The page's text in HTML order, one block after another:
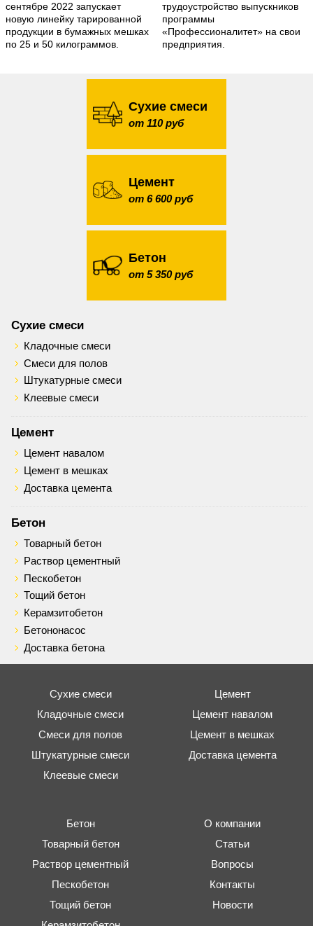
сентябре 2022 запускает
новую линейку тарированной
продукции в бумажных мешках
по 25 и 50 килограммов.
трудоустройство выпускников
программы
«Профессионалитет» на свои
предприятия.
Сухие смеси
от 110 руб
Цемент
от 6 600 руб
Бетон
от 5 350 руб
Сухие смеси
Кладочные смеси
Смеси для полов
Штукатурные смеси
Клеевые смеси
Цемент
Цемент навалом
Цемент в мешках
Доставка цемента
Бетон
Товарный бетон
Раствор цементный
Пескобетон
Тощий бетон
Керамзитобетон
Бетононасос
Доставка бетона
Сухие смеси
Кладочные смеси
Смеси для полов
Штукатурные смеси
Клеевые смеси
Цемент
Цемент навалом
Цемент в мешках
Доставка цемента
Бетон
Товарный бетон
Раствор цементный
Пескобетон
Тощий бетон
О компании
Статьи
Вопросы
Контакты
Новости